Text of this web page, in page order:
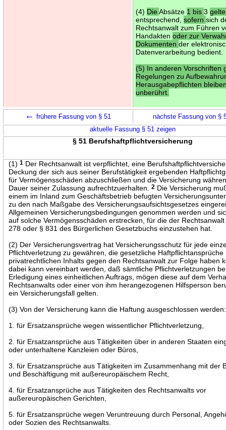
(4) DieAbsätze 1 bis3
entsprechend,sofernsich
Rechtsanwalt zum Führen
Handaktenoder zur
Dokumentender
Datenverarbeitung bedient.
(5) In anderen Vorschriften
Regelungen zu
Herausgabepflichten
unberührt.
← frühere Fassung von § 51
nächste Fassung von §
aktuelle Fassung § 51 zeigen
§ 51 Berufshaftpflichtversicherung
(1)1 Der Rechtsanwalt ist verpflichtet, eine
Deckung der sich aus seiner Berufstätigkeit ergebenden
für Vermögensschäden abzuschließen und die Versicherung
Dauer seiner Zulassung aufrechtzuerhalten.2 Die Versicherung
einem im Inland zum Geschäftsbetrieb befugten
zu den nach Maßgabe des Versicherungsaufsichtsgesetzes
Allgemeinen Versicherungsbedingungen genommen werden und
auf solche Vermögensschäden erstrecken, für die der
278 oder § 831 des Bürgerlichen Gesetzbuchs einzustehen hat.
(2) Der Versicherungsvertrag hat Versicherungsschutz für jede
Pflichtverletzung zu gewähren, die gesetzliche Haftpflichtansprüche
privatrechtlichen Inhalts gegen den Rechtsanwalt zur Folge haben
dabei kann vereinbart werden, daß sämtliche Pflichtverletzungen
Erledigung eines einheitlichen Auftrags, mögen diese auf dem
Rechtsanwalts oder einer von ihm herangezogenen Hilfsperson
ein Versicherungsfall gelten.
(3) Von der Versicherung kann die Haftung ausgeschlossen werden:
1. für Ersatzansprüche wegen wissentlicher Pflichtverletzung,
2. für Ersatzansprüche aus Tätigkeiten über in anderen Staaten
oder unterhaltene Kanzleien oder Büros,
3. für Ersatzansprüche aus Tätigkeiten im Zusammenhang mit der
und Beschäftigung mit außereuropäischem Recht,
4. für Ersatzansprüche aus Tätigkeiten des Rechtsanwalts vor
außereuropäischen Gerichten,
5. für Ersatzansprüche wegen Veruntreuung durch Personal,
oder Sozien des Rechtsanwalts.